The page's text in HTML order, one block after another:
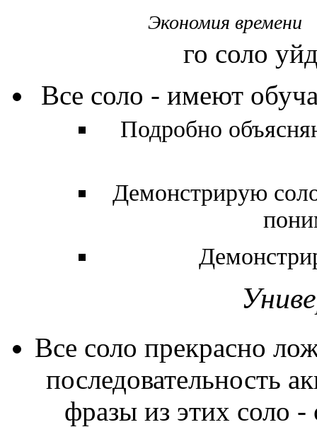
Экономия времени
го соло
Все соло - имеют
Подробно
Демонстрирую
Все соло прекрасно
последовательность
фразы из этих соло